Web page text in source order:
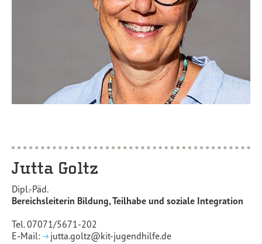
Jutta Goltz
Dipl.-Päd.
Bereichsleiterin Bildung, Teilhabe und soziale Integration
Tel. 07071/5671-202
E-Mail:
jutta.goltz@kit-jugendhilfe.de